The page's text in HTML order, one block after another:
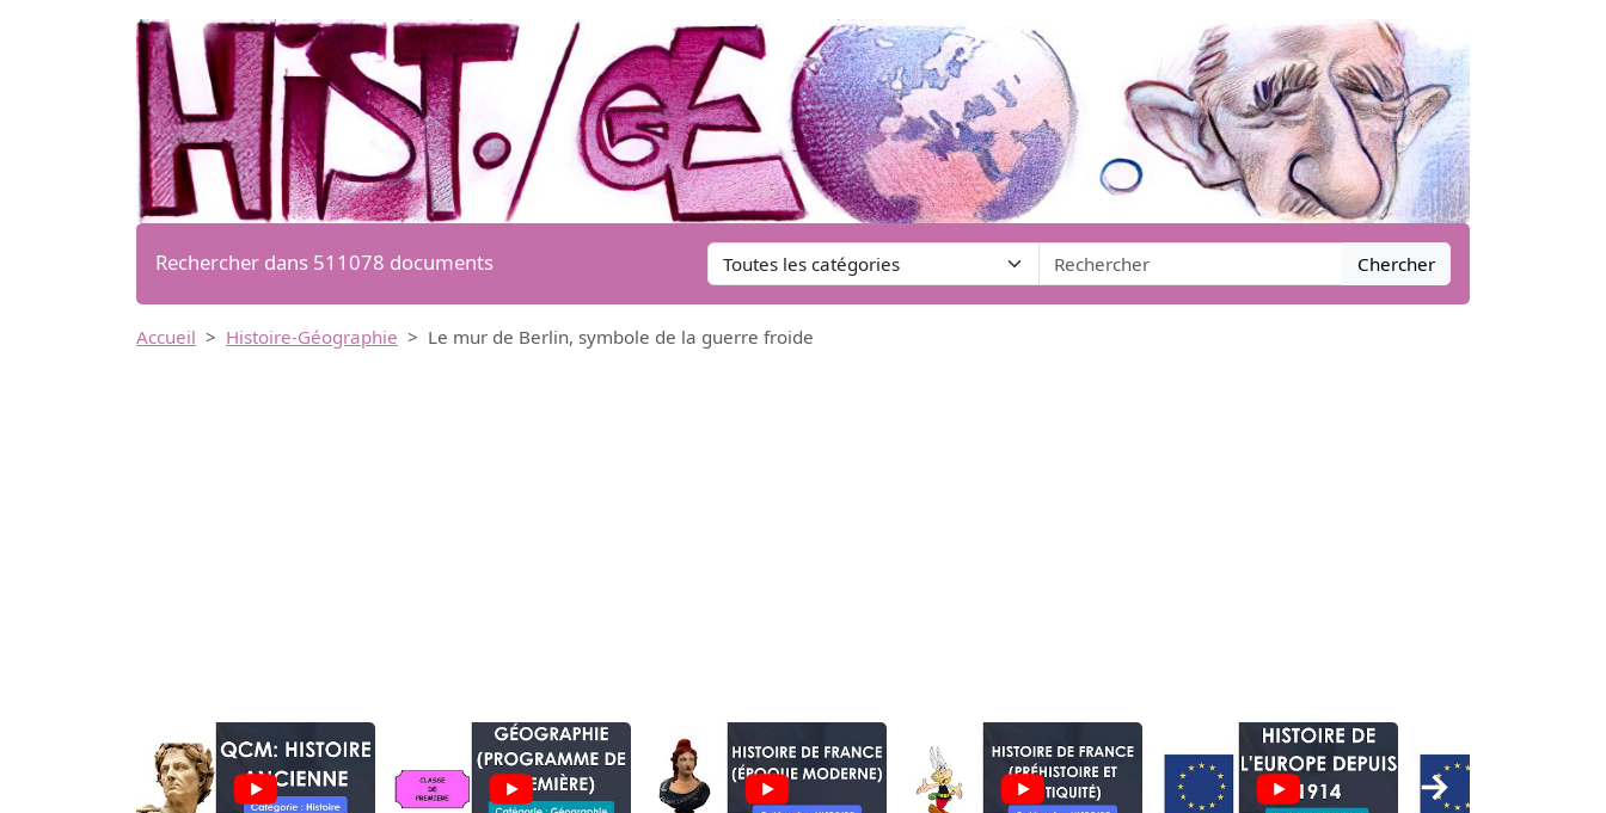
Rechercher dans 511078 documents Chercher
Accueil Histoire-Géographie Le mur de Berlin, symbole de la guerre froide
→